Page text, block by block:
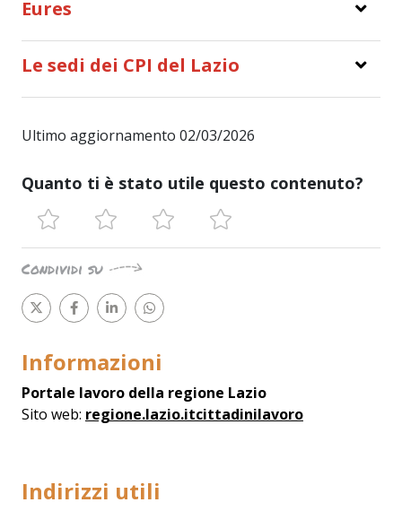
Eures
Le sedi dei CPI del Lazio
Ultimo aggiornamento 02/03/2026
Quanto ti è stato utile questo contenuto?
Condividi su
Informazioni
Portale lavoro della regione Lazio
Sito web: regione.lazio.itcittadinilavoro
Indirizzi utili